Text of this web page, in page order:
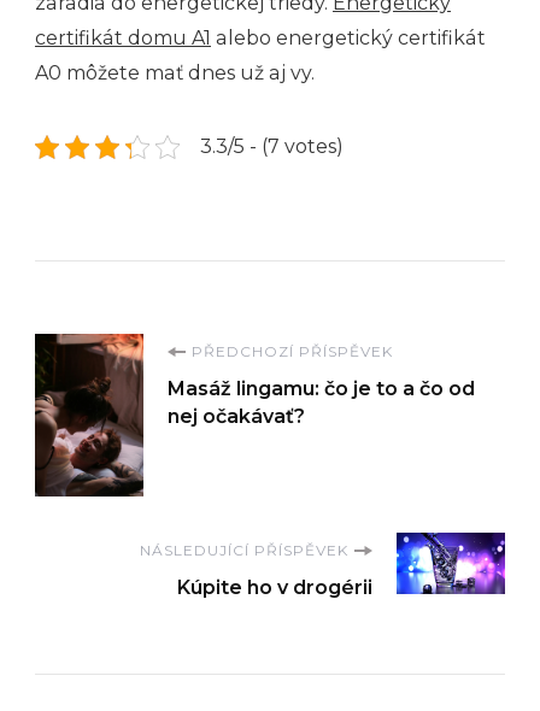
certifikát domu A1 alebo energetický certifikát
A0 môžete mať dnes už aj vy.
3.3/5 - (7 votes)
Navigace
příspěvku
PŘEDCHOZÍ PŘÍSPĚVEK
Masáž lingamu: čo je to a čo od
nej očakávať?
NÁSLEDUJÍCÍ PŘÍSPĚVEK
Kúpite ho v drogérii